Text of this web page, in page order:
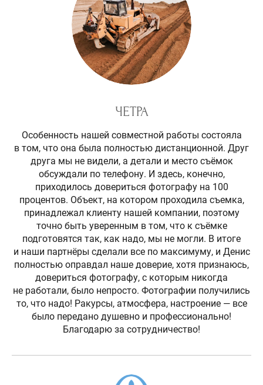
ЧЕТРА
Особенность нашей совместной работы состояла
в том, что она была полностью дистанционной. Друг
друга мы не видели, а детали и место съёмок
обсуждали по телефону. И здесь, конечно,
приходилось довериться фотографу на 100
процентов. Объект, на котором проходила съемка,
принадлежал клиенту нашей компании, поэтому
точно быть уверенным в том, что к съёмке
подготовятся так, как надо, мы не могли. В итоге
и наши партнёры сделали все по максимуму, и Денис
полностью оправдал наше доверие, хотя признаюсь,
довериться фотографу, с которым никогда
не работали, было непросто. Фотографии получились
то, что надо! Ракурсы, атмосфера, настроение — все
было передано душевно и профессионально!
Благодарю за сотрудничество!